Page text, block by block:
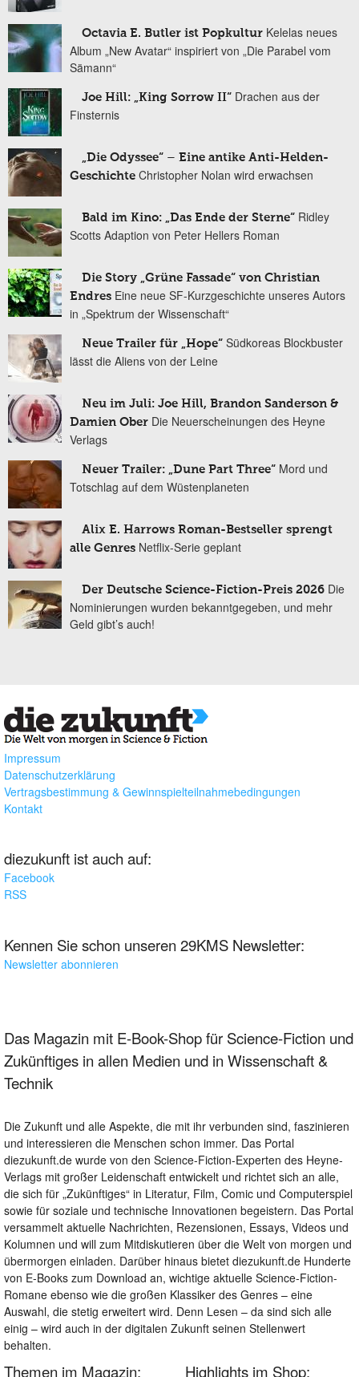
Octavia E. Butler ist Popkultur Kelelas neues
Album „New Avatar“ inspiriert von „Die Parabel vom
Sämann“
Joe Hill: „King Sorrow II“ Drachen aus der
Finsternis
„Die Odyssee“ – Eine antike Anti-Helden-
Geschichte Christopher Nolan wird erwachsen
Bald im Kino: „Das Ende der Sterne“ Ridley
Scotts Adaption von Peter Hellers Roman
Die Story „Grüne Fassade“ von Christian
Endres Eine neue SF-Kurzgeschichte unseres Autors
in „Spektrum der Wissenschaft“
Neue Trailer für „Hope“ Südkoreas Blockbuster
lässt die Aliens von der Leine
Neu im Juli: Joe Hill, Brandon Sanderson &
Damien Ober Die Neuerscheinungen des Heyne
Verlags
Neuer Trailer: „Dune Part Three“ Mord und
Totschlag auf dem Wüstenplaneten
Alix E. Harrows Roman-Bestseller sprengt
alle Genres Netflix-Serie geplant
Der Deutsche Science-Fiction-Preis 2026 Die
Nominierungen wurden bekanntgegeben, und mehr
Geld gibt’s auch!
Impressum
Datenschutzerklärung
Vertragsbestimmung & Gewinnspielteilnahmebedingungen
Kontakt
diezukunft ist auch auf:
Facebook
RSS
Kennen Sie schon unseren 29KMS Newsletter:
Newsletter abonnieren
Das Magazin mit E-Book-Shop für Science-Fiction und
Zukünftiges in allen Medien und in Wissenschaft &
Technik
Die Zukunft und alle Aspekte, die mit ihr verbunden sind, faszinieren
und interessieren die Menschen schon immer. Das Portal
diezukunft.de wurde von den Science-Fiction-Experten des Heyne-
Verlags mit großer Leidenschaft entwickelt und richtet sich an alle,
die sich für „Zukünftiges“ in Literatur, Film, Comic und Computerspiel
sowie für soziale und technische Innovationen begeistern. Das Portal
versammelt aktuelle Nachrichten, Rezensionen, Essays, Videos und
Kolumnen und will zum Mitdiskutieren über die Welt von morgen und
übermorgen einladen. Darüber hinaus bietet diezukunft.de Hunderte
von E-Books zum Download an, wichtige aktuelle Science-Fiction-
Romane ebenso wie die großen Klassiker des Genres – eine
Auswahl, die stetig erweitert wird. Denn Lesen – da sind sich alle
einig – wird auch in der digitalen Zukunft seinen Stellenwert
behalten.
Themen im Magazin: Highlights im Shop: